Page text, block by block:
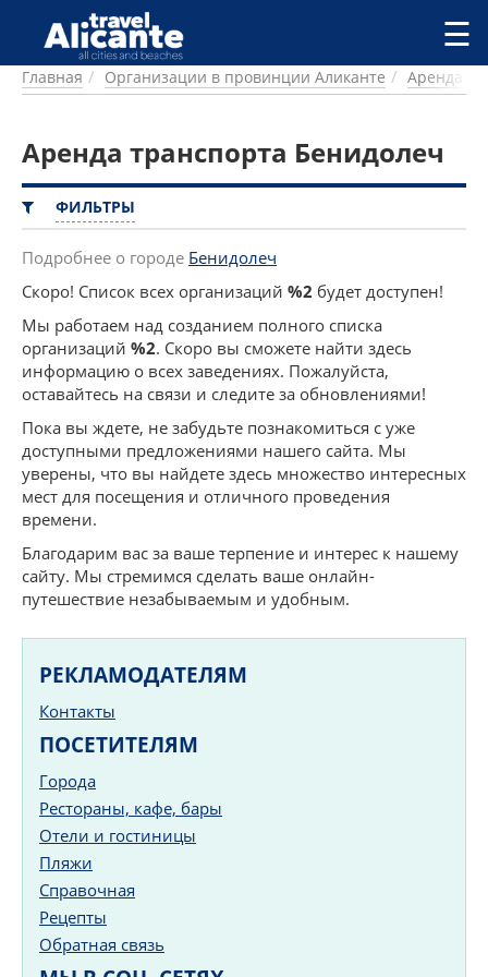
Перейти к основному содержанию
ГОРОДА
ПИТАНИЕ
ПРОЖИВАНИЕ
ПЛЯЖИ
ДОСТОПРИМЕЧАТЕЛЬНОСТИ
КЕМПИНГ
КОМАРКИ (РАЙОНЫ)
РЕЦЕПТЫ
ПРЕДЛОЖЕНИЯ
СТАТЬИ
УСЛУГИ
☰
Главная Организации в провинции Аликанте Аренда
Аренда транспорта Бенидолеч
ФИЛЬТРЫ
Подробнее о городе Бенидолеч
Скоро! Список всех организаций %2 будет доступен!
Мы работаем над созданием полного списка
организаций %2. Скоро вы сможете найти здесь
информацию о всех заведениях. Пожалуйста,
оставайтесь на связи и следите за обновлениями!
Пока вы ждете, не забудьте познакомиться с уже
доступными предложениями нашего сайта. Мы
уверены, что вы найдете здесь множество интересных
мест для посещения и отличного проведения
времени.
Благодарим вас за ваше терпение и интерес к нашему
сайту. Мы стремимся сделать ваше онлайн-
путешествие незабываемым и удобным.
РЕКЛАМОДАТЕЛЯМ
Контакты
ПОСЕТИТЕЛЯМ
Города
Рестораны, кафе, бары
Отели и гостиницы
Пляжи
Справочная
Рецепты
Обратная связь